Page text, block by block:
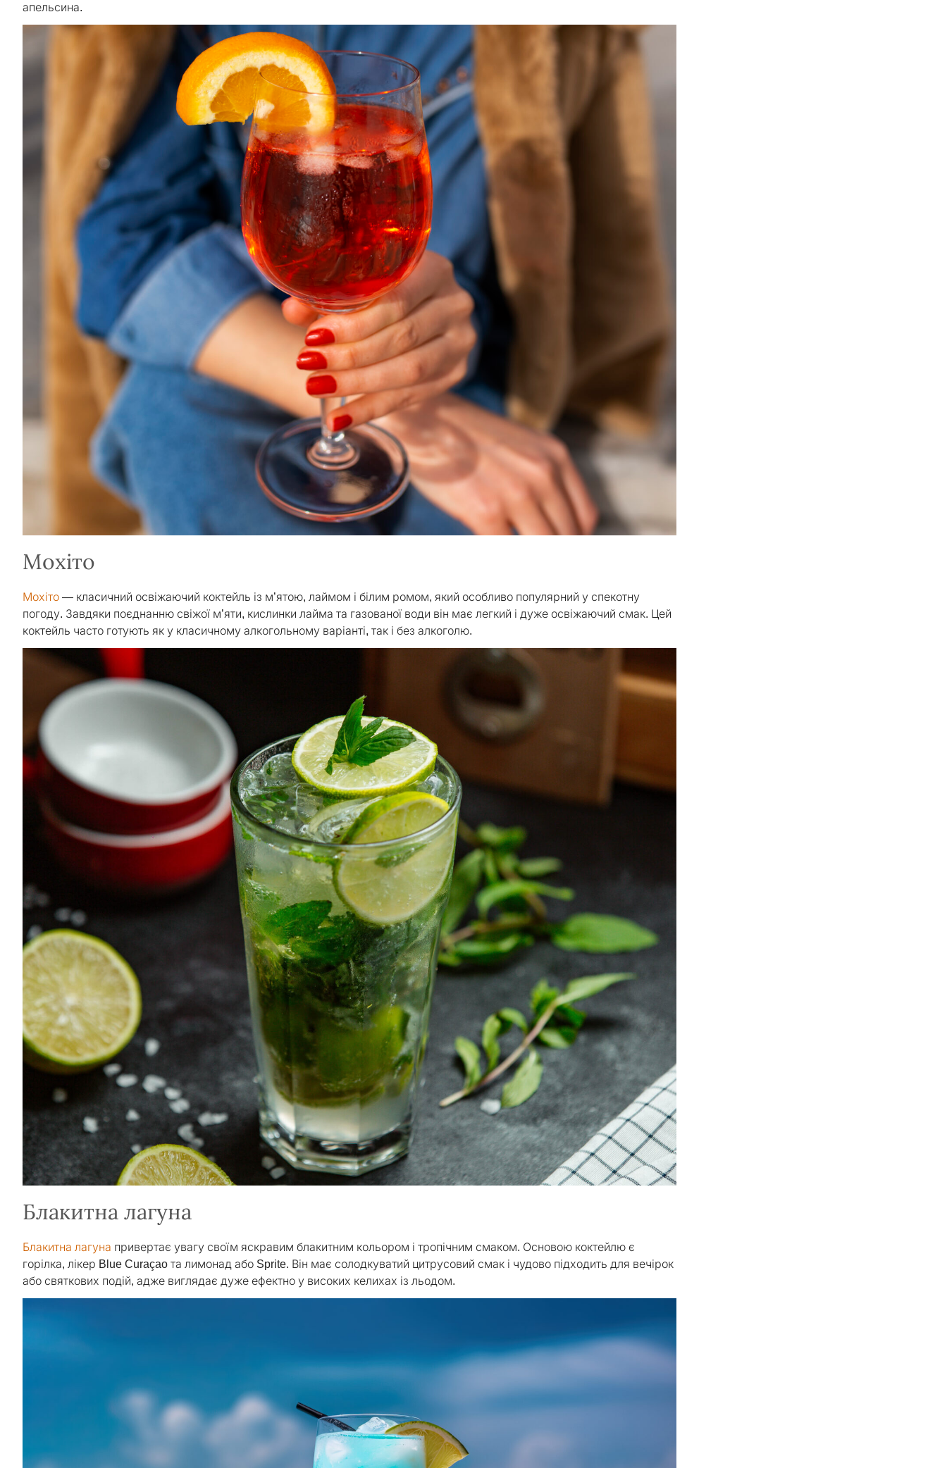
апельсина.
Мохіто
Мохіто — класичний освіжаючий коктейль із м’ятою, лаймом і білим ромом, який особливо популярний у спекотну
погоду. Завдяки поєднанню свіжої м’яти, кислинки лайма та газованої води він має легкий і дуже освіжаючий смак. Цей
коктейль часто готують як у класичному алкогольному варіанті, так і без алкоголю.
Блакитна лагуна
Блакитна лагуна привертає увагу своїм яскравим блакитним кольором і тропічним смаком. Основою коктейлю є
горілка, лікер Blue Curaçao та лимонад або Sprite. Він має солодкуватий цитрусовий смак і чудово підходить для вечірок
або святкових подій, адже виглядає дуже ефектно у високих келихах із льодом.